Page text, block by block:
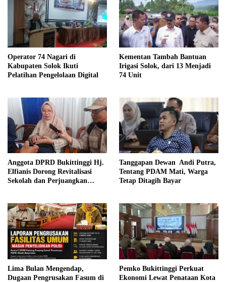
Operator 74 Nagari di
Kabupaten Solok Ikuti
Pelatihan Pengelolaan Digital
Kementan Tambah Bantuan
Irigasi Solok, dari 13 Menjadi
74 Unit
Anggota DPRD Bukittinggi Hj.
Elfianis Dorong Revitalisasi
Sekolah dan Perjuangkan
Tanggapan Dewan Andi Putra,
Tentang PDAM Mati, Warga
Tetap Ditagih Bayar
Lima Bulan Mengendap,
Dugaan Pengrusakan Fasum di
Pemko Bukittinggi Perkuat
Ekonomi Lewat Penataan Kota